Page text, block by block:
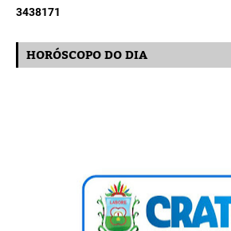
3438171
HORÓSCOPO DO DIA